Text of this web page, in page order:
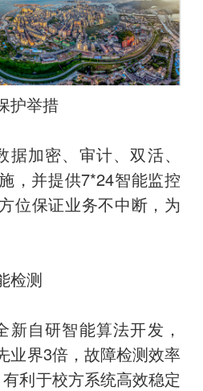
护举措
加密、审计、双活、
，并提供7*24智能监控
位保证业务不中断，为
检测
新自研智能算法开发，
业界3倍，故障检测效率
利于校方系统高效稳定